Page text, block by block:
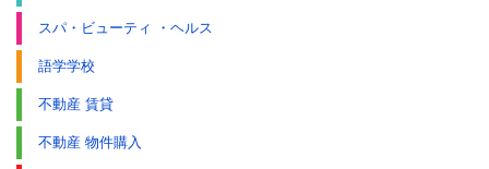
スパ・ビューティ ・ヘルス
語学学校
不動産 賃貸
不動産 物件購入